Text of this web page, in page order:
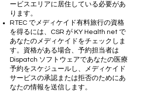
ービスエリアに居住している必要があ
ります。
RTEC でメディケイド有料旅行の資格
を得るには、CSR が KY Health net で
あなたのメディケイドをチェックしま
す。資格がある場合、予約担当者は
Dispatch ソフトウェアであなたの医療
予約をスケジュールし、メディケイド
サービスの承認または拒否のためにあ
なたの情報を送信します。